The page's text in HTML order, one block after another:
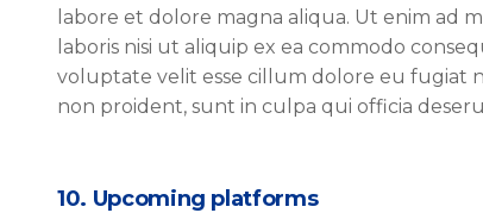
labore et dolore magna aliqua. Ut enim ad
laboris nisi ut aliquip ex ea commodo
voluptate velit esse cillum dolore eu fugiat
non proident, sunt in culpa qui officia
10. Upcoming platforms‎